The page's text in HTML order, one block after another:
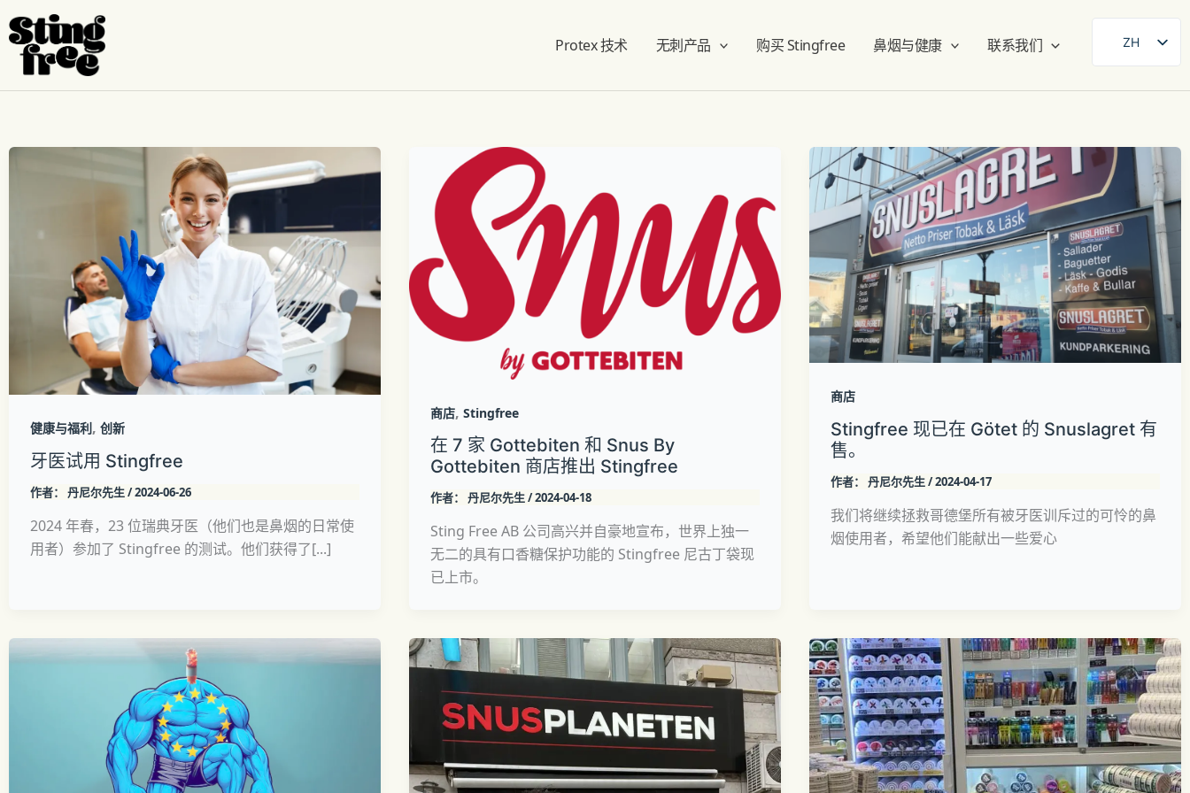
内
Protex 技术 无刺产品 购买 Stingfree 鼻烟与健康 联系我们
ZH
FR
ES
FI
NB
AR
健康与福利, 创新
牙医试用 Stingfree
作者： 丹尼尔先生/2024-06-26
2024 年春，23 位瑞典牙医（他们也是鼻烟的日常使
用者）参加了 Stingfree 的测试。他们获得了[...]
商店, Stingfree
在 7 家 Gottebiten 和 Snus By
Gottebiten 商店推出 Stingfree
作者： 丹尼尔先生/2024-04-18
Sting Free AB 公司高兴并自豪地宣布，世界上独一
无二的具有口香糖保护功能的 Stingfree 尼古丁袋现
已上市。
商店
Stingfree 现已在 Götet 的 Snuslagret 有
售。
作者： 丹尼尔先生/2024-04-17
我们将继续拯救哥德堡所有被牙医训斥过的可怜的鼻
烟使用者，希望他们能献出一些爱心